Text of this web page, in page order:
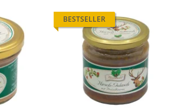
BESTSELLER